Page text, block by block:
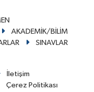
AKADEMİK/BİLİM
SINAVLAR
İletişim
Çerez Politikası